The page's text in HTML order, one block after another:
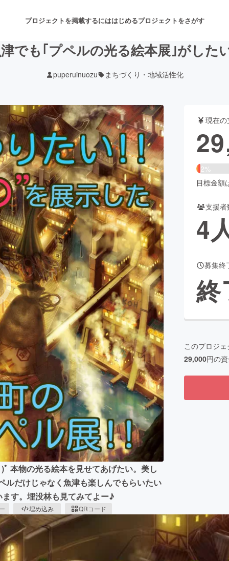
プロジェクトを掲載するにははじめるプロジェクトをさがす
音楽 舞台・パフォーマンス
ゲーム・サービス開発 フード・飲食店
書籍・雑誌出版 アニメ・漫画
チャレンジ ビューティー・ヘルスケ
CAMPFIRE for Social GoodCAMPFIRE Creation
CAMPFIREふるさと納税machi-yaコミュニティ
でも｢プペルの光る絵本展｣がした
puperuinuozu まちづくり・地域活性化
本物の光る絵本を見せてあげたい。美し
ルだけじゃなく魚津も楽しんでもらいたい
す。埋没林も見てみてよー♪
埋め込み QRコード
現在
2%
目標金額
支援者
4
募集終
終
このプロジ
29,000円の